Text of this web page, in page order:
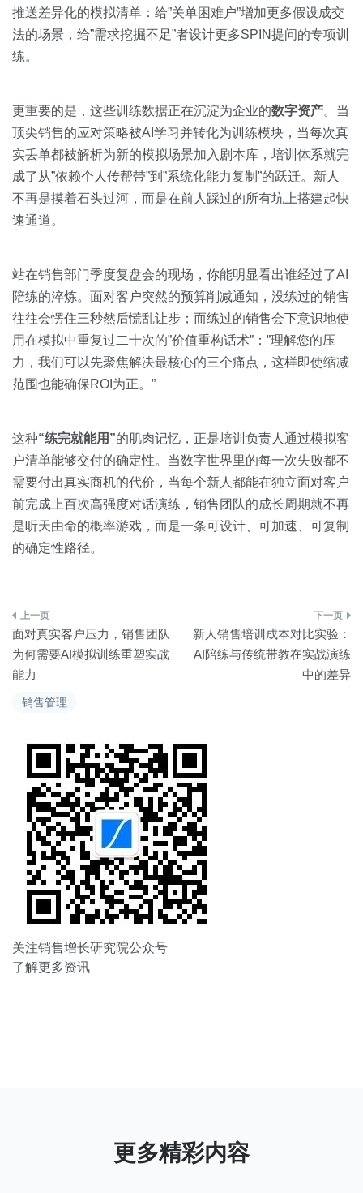
销售管理
推送差异化的模拟清单：给”关单困难户”增加更多假设成交
法的场景，给”需求挖掘不足”者设计更多SPIN提问的专项训
练。
更重要的是，这些训练数据正在沉淀为企业的数字资产。当
顶尖销售的应对策略被AI学习并转化为训练模块，当每次真
实丢单都被解析为新的模拟场景加入剧本库，培训体系就完
成了从”依赖个人传帮带”到”系统化能力复制”的跃迁。新人
不再是摸着石头过河，而是在前人踩过的所有坑上搭建起快
速通道。
站在销售部门季度复盘会的现场，你能明显看出谁经过了AI
陪练的淬炼。面对客户突然的预算削减通知，没练过的销售
往往会愣住三秒然后慌乱让步；而练过的销售会下意识地使
用在模拟中重复过二十次的”价值重构话术”：”理解您的压
力，我们可以先聚焦解决最核心的三个痛点，这样即使缩减
范围也能确保ROI为正。”
这种“练完就能用”的肌肉记忆，正是培训负责人通过模拟客
户清单能够交付的确定性。当数字世界里的每一次失败都不
需要付出真实商机的代价，当每个新人都能在独立面对客户
前完成上百次高强度对话演练，销售团队的成长周期就不再
是听天由命的概率游戏，而是一条可设计、可加速、可复制
的确定性路径。
文
章
导
面对真实客户压力，销售团队
为何需要AI模拟训练重塑实战
能力
新人销售培训成本对比实验：
AI陪练与传统带教在实战演练
中的差异
关注销售增长研究院公众号
了解更多资讯